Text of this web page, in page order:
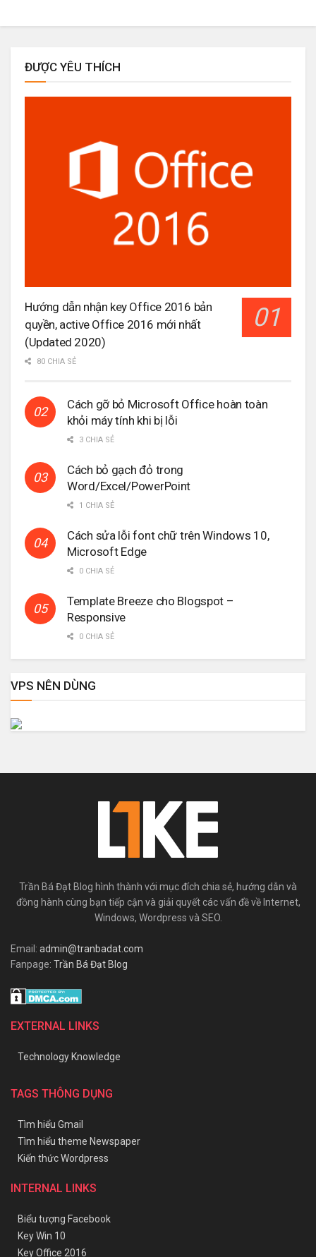
ĐƯỢC YÊU THÍCH
Hướng dẫn nhận key Office 2016 bản
quyền, active Office 2016 mới nhất
(Updated 2020)
80 CHIA SẺ
Cách gỡ bỏ Microsoft Office hoàn toàn
khỏi máy tính khi bị lỗi
3 CHIA SẺ
Cách bỏ gạch đỏ trong
Word/Excel/PowerPoint
1 CHIA SẺ
Cách sửa lỗi font chữ trên Windows 10,
Microsoft Edge
0 CHIA SẺ
Template Breeze cho Blogspot –
Responsive
0 CHIA SẺ
VPS NÊN DÙNG
Trần Bá Đạt Blog hình thành với mục đích chia sẻ, hướng dẫn và
đồng hành cùng bạn tiếp cận và giải quyết các vấn đề về Internet,
Windows, Wordpress và SEO.
Email: admin@tranbadat.com
Fanpage: Trần Bá Đạt Blog
EXTERNAL LINKS
Technology Knowledge
TAGS THÔNG DỤNG
Tìm hiểu Gmail
Tìm hiểu theme Newspaper
Kiến thức Wordpress
INTERNAL LINKS
Biểu tượng Facebook
Key Win 10
Key Office 2016